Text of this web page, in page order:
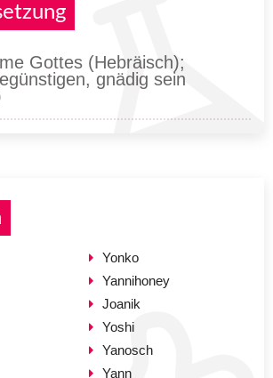
Gottes (Hebräisch);
gnädig sein
Yonko
Yannihoney
Joanik
Yoshi
Yanosch
Yann